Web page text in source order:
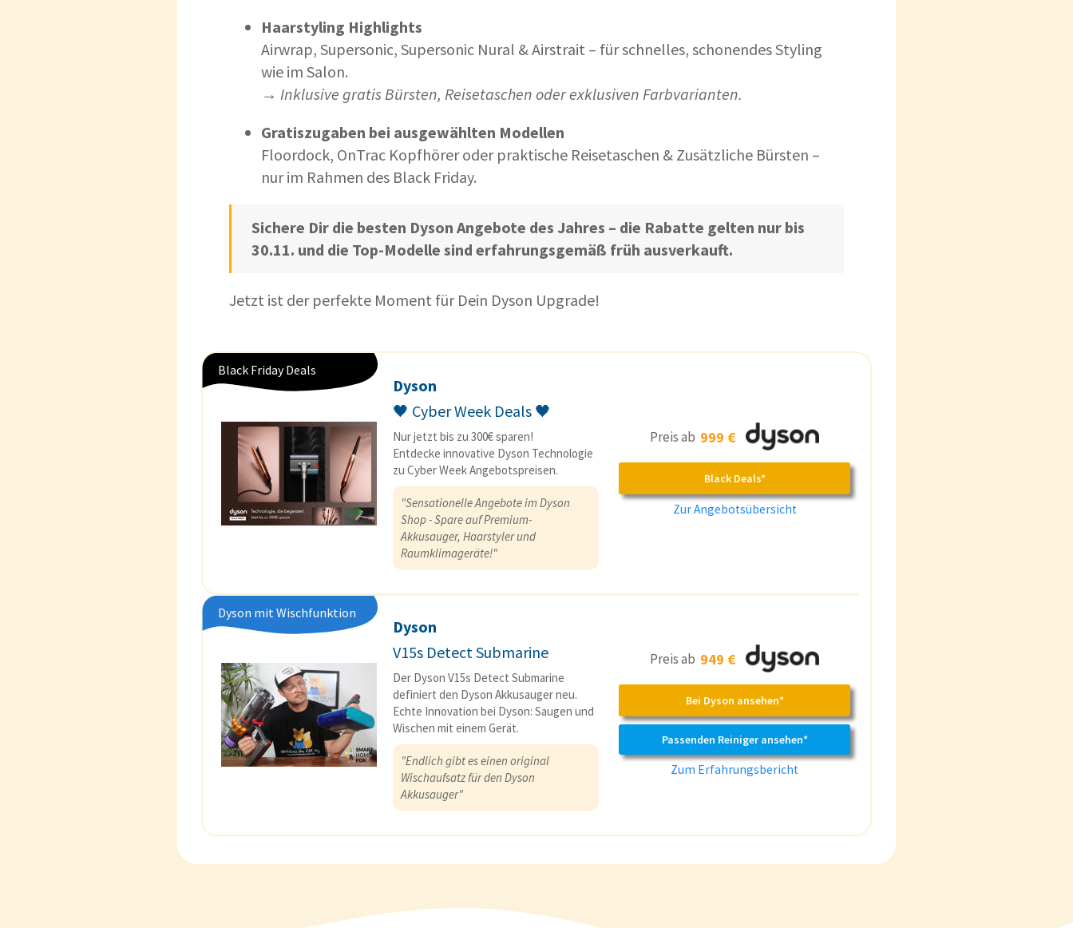
Haarstyling Highlights
Airwrap, Supersonic, Supersonic Nural & Airstrait – für schnelles, schonendes Styling
wie im Salon.
→ Inklusive gratis Bürsten, Reisetaschen oder exklusiven Farbvarianten.
Gratiszugaben bei ausgewählten Modellen
Floordock, OnTrac Kopfhörer oder praktische Reisetaschen & Zusätzliche Bürsten –
nur im Rahmen des Black Friday.
Sichere Dir die besten Dyson Angebote des Jahres – die Rabatte gelten nur bis
30.11. und die Top-Modelle sind erfahrungsgemäß früh ausverkauft.
Jetzt ist der perfekte Moment für Dein Dyson Upgrade!
Black Friday Deals
Dyson
🖤 Cyber Week Deals 🖤
Nur jetzt bis zu 300€ sparen!
Entdecke innovative Dyson Technologie
zu Cyber Week Angebotspreisen.
"Sensationelle Angebote im Dyson
Shop - Spare auf Premium-
Akkusauger, Haarstyler und
Raumklimageräte!"
Preis ab 999 €
Black Deals*
Zur Angebotsübersicht
Dyson mit Wischfunktion
Dyson
V15s Detect Submarine
Der Dyson V15s Detect Submarine
definiert den Dyson Akkusauger neu.
Echte Innovation bei Dyson: Saugen und
Wischen mit einem Gerät.
"Endlich gibt es einen original
Wischaufsatz für den Dyson
Akkusauger"
Preis ab 949 €
Bei Dyson ansehen*
Passenden Reiniger ansehen*
Zum Erfahrungsbericht